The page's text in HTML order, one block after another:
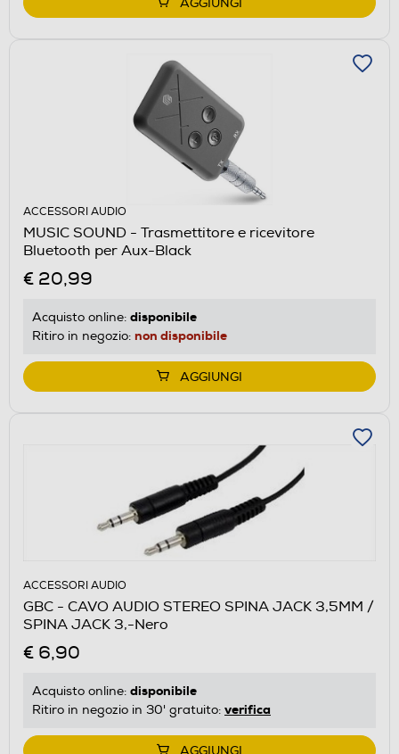
ACCESSORI AUDIO
MUSIC SOUND - Trasmettitore e ricevitore
Bluetooth per Aux-Black
€ 20,99
Acquisto online: disponibile
Ritiro in negozio: non disponibile
AGGIUNGI
ACCESSORI AUDIO
GBC - CAVO AUDIO STEREO SPINA JACK 3,5MM /
SPINA JACK 3,-Nero
€ 6,90
Acquisto online: disponibile
Ritiro in negozio in 30' gratuito: verifica
AGGIUNGI